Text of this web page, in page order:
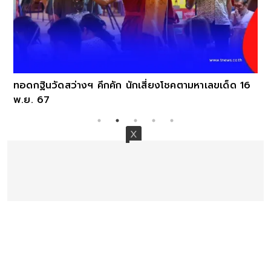
ทอดกฐินวัดสว่างฯ คึกคัก นักเสี่ยงโชคตามหาเลขเด็ด 16
พ.ย. 67